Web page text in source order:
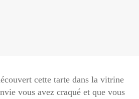
cette tarte dans la vitrine
vous avez craqué et que vous